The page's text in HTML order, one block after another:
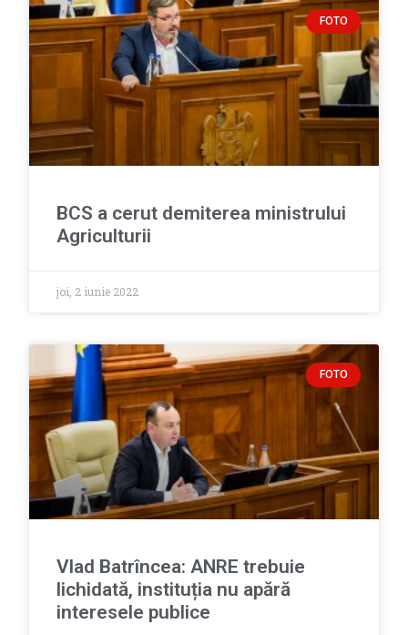
FOTO
BCS a cerut demiterea ministrului
Agriculturii
joi, 2 iunie 2022
FOTO
Vlad Batrîncea: ANRE trebuie
lichidată, instituția nu apără
interesele publice